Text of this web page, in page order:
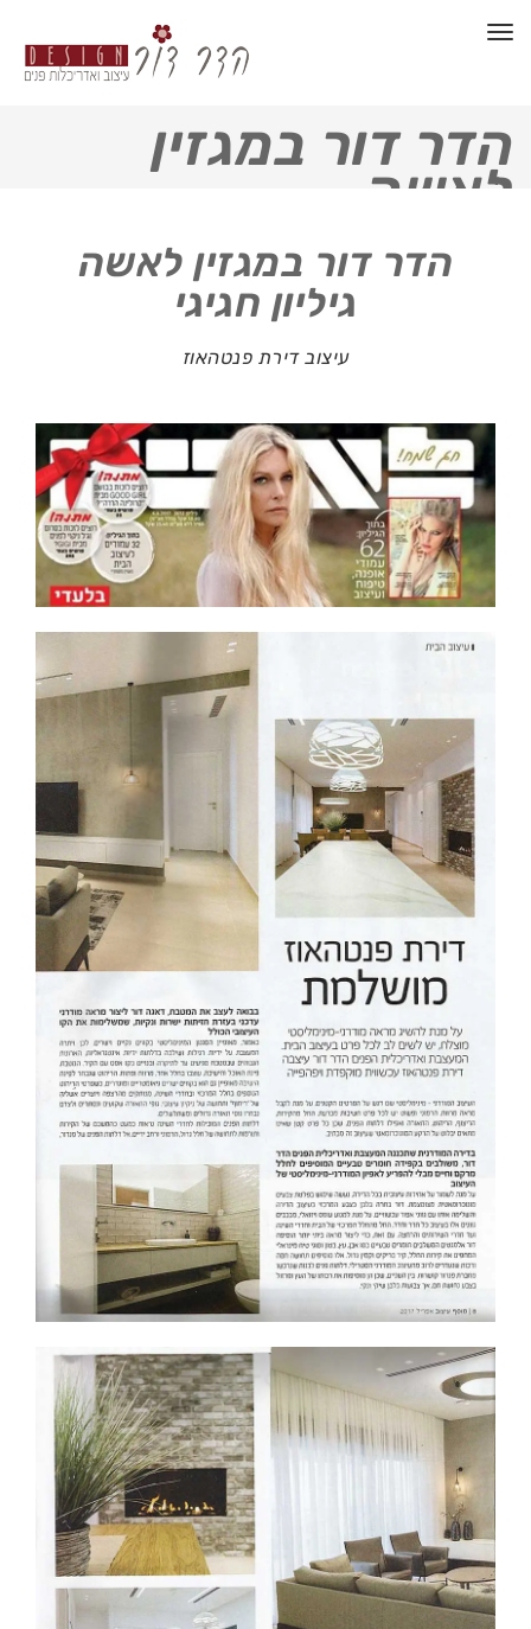
תפריט
הדר דור במגזין
לאשה
הדר דור במגזין לאשה
גיליון חגיגי
עיצוב דירת פנטהאוז